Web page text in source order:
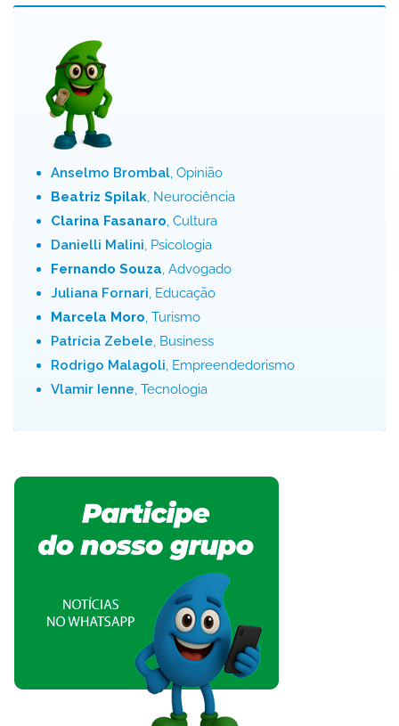
Anselmo Brombal, Opinião
Beatriz Spilak, Neurociência
Clarina Fasanaro, Cultura
Danielli Malini, Psicologia
Fernando Souza, Advogado
Juliana Fornari, Educação
Marcela Moro, Turismo
Patrícia Zebele, Business
Rodrigo Malagoli, Empreendedorismo
Vlamir Ienne, Tecnologia